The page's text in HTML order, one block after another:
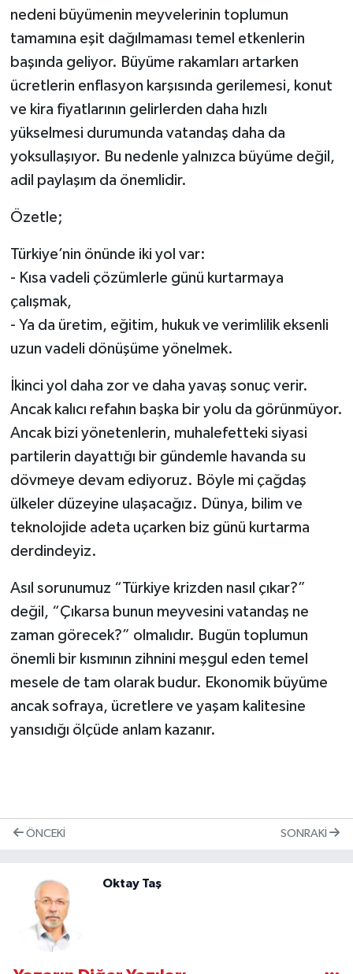
nedeni büyümenin meyvelerinin toplumun
tamamına eşit dağılmaması temel etkenlerin
başında geliyor. Büyüme rakamları artarken
ücretlerin enflasyon karşısında gerilemesi, konut
ve kira fiyatlarının gelirlerden daha hızlı
yükselmesi durumunda vatandaş daha da
yoksullaşıyor. Bu nedenle yalnızca büyüme değil,
adil paylaşım da önemlidir.
Özetle;
Türkiye’nin önünde iki yol var:
- Kısa vadeli çözümlerle günü kurtarmaya
çalışmak,
- Ya da üretim, eğitim, hukuk ve verimlilik eksenli
uzun vadeli dönüşüme yönelmek.
İkinci yol daha zor ve daha yavaş sonuç verir.
Ancak kalıcı refahın başka bir yolu da görünmüyor.
Ancak bizi yönetenlerin, muhalefetteki siyasi
partilerin dayattığı bir gündemle havanda su
dövmeye devam ediyoruz. Böyle mi çağdaş
ülkeler düzeyine ulaşacağız. Dünya, bilim ve
teknolojide adeta uçarken biz günü kurtarma
derdindeyiz.
Asıl sorunumuz “Türkiye krizden nasıl çıkar?”
değil, “Çıkarsa bunun meyvesini vatandaş ne
zaman görecek?” olmalıdır. Bugün toplumun
önemli bir kısmının zihnini meşgul eden temel
mesele de tam olarak budur. Ekonomik büyüme
ancak sofraya, ücretlere ve yaşam kalitesine
yansıdığı ölçüde anlam kazanır.
ÖNCEKI SONRAKI
Oktay Taş